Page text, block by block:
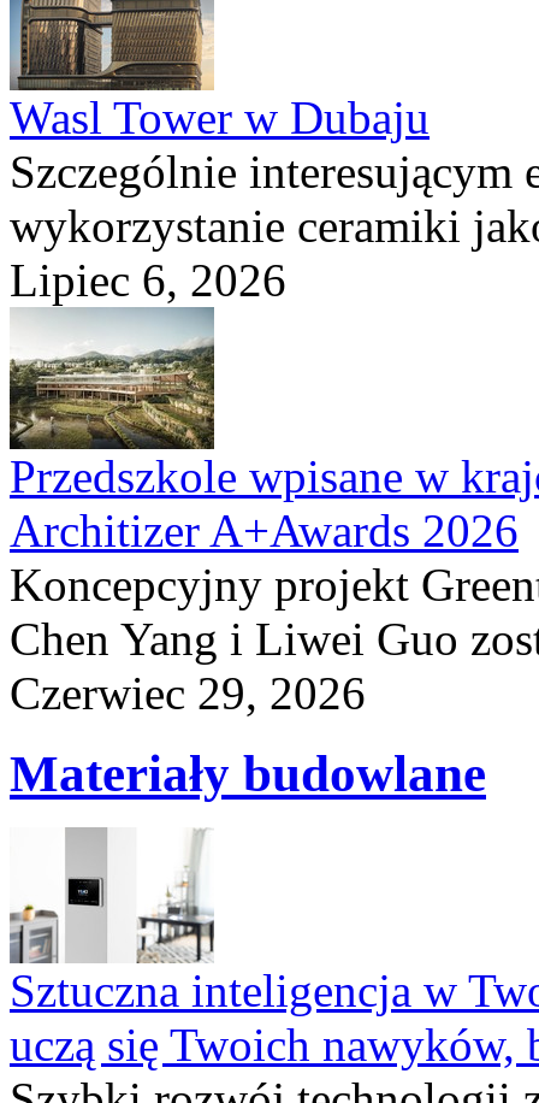
Wasl Tower w Dubaju
Szczególnie interesującym
wykorzystanie ceramiki
Lipiec 6, 2026
Przedszkole wpisane w
Architizer A+Awards 2026
Koncepcyjny projekt
Chen Yang i Liwei Guo
Czerwiec 29, 2026
Materiały budowlane
Sztuczna inteligencja w
uczą się Twoich nawyków,